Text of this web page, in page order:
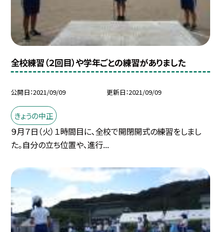
全校練習（２回目）や学年ごとの練習がありました
公開日 2021/09/09 更新日 2021/09/09
きょうの中正
９月７日（火）１時間目に、全校で開閉開式の練習をしまし
た。自分の立ち位置や、進行...